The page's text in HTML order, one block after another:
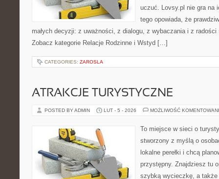
uczuć. Lovsy.pl nie gra na
tego opowiada, że
małych decyzji: z uważności, z dialogu, z wybaczania i z
Zobacz kategorie Relacje Rodzinne i Wstyd […]
CATEGORIES: ZAROSLA
ATRAKCJE TURYSTYCZNE
POSTED BY ADMIN LUT - 5 - 2026 MOŻLIWOŚĆ
To miejsce w sieci o
stworzony z myślą o
lokalne perełki i chcą
przystępny. Znajdziesz tu
szybką wycieczkę, a także